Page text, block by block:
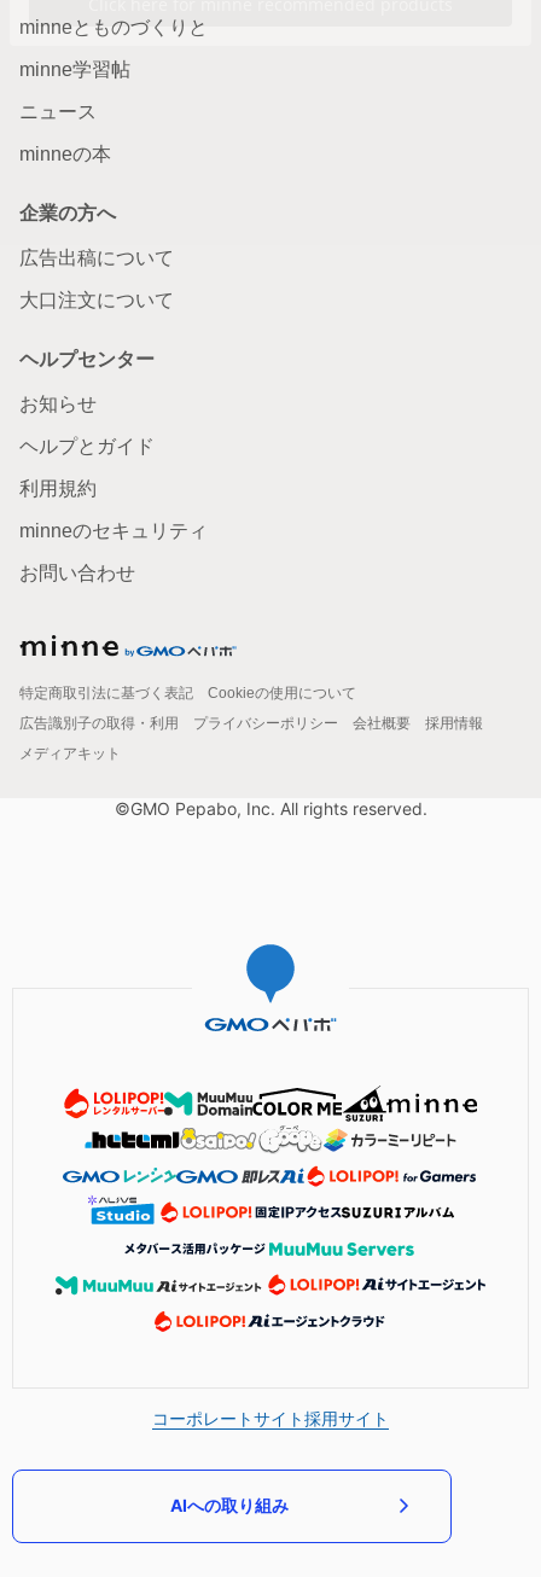
minneとものづくりと
minne学習帖
ニュース
minneの本
企業の方へ
広告出稿について
大口注文について
ヘルプセンター
お知らせ
ヘルプとガイド
利用規約
minneのセキュリティ
お問い合わせ
特定商取引法に基づく表記
Cookieの使用について
広告識別子の取得・利用
プライバシーポリシー 会社概要
採用情報
メディアキット
©GMO Pepabo, Inc. All rights reserved.
コーポレートサイト採用サイト
AIへの取り組み